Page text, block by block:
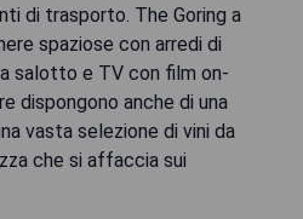
di trasporto. The Goring a
spaziose con arredi di
salotto e TV con film on-
dispongono anche di una
vasta selezione di vini da
che si affaccia sui